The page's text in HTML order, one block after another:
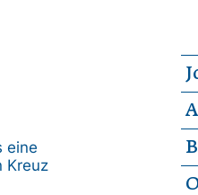
eine
Kreuz